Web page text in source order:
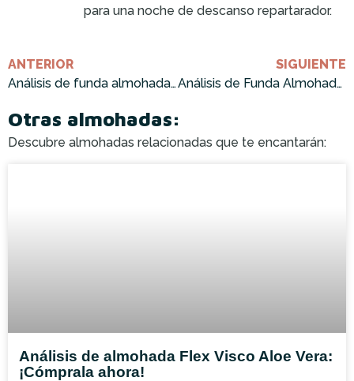
para una noche de descanso repartarador.
ANTERIOR
Análisis de funda almohada termorreguladora: ¡Cómprala ahora!
SIGUIENTE
Análisis de Funda Almohada Algodón Egipcio: ¡Cómprala Ahora!
Otras almohadas:
Descubre almohadas relacionadas que te encantarán:
Análisis de almohada Flex Visco Aloe Vera:
¡Cómprala ahora!